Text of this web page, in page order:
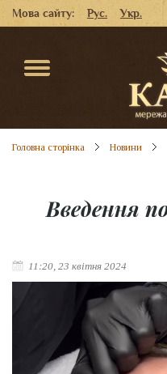
Мова сайту: Рус. Укр.
Головна сторінка Новини
Введення
11:20, 23 квітня 2024